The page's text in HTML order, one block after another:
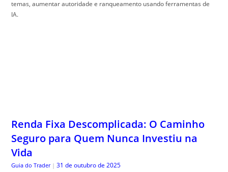
temas, aumentar autoridade e ranqueamento usando ferramentas de
IA.
Renda Fixa Descomplicada: O Caminho
Seguro para Quem Nunca Investiu na
Vida
Guia do Trader | 31 de outubro de 2025